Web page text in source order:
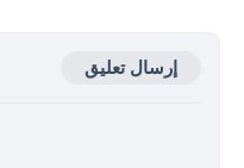
إرسال تعليق